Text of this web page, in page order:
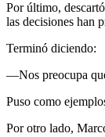
Por último,
las decisiones han
Terminó diciendo:
—Nos preocupa
Puso como
Por otro lado,